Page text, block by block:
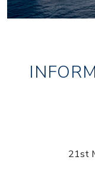
21st